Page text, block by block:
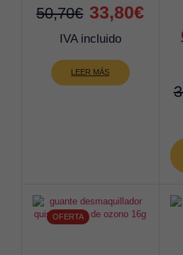
50,70€ El
precio
original
era:
33,80€
IVA incluido
LEER MÁS
OFERTA